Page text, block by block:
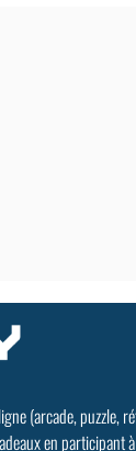
(arcade, puzzle,
en participant